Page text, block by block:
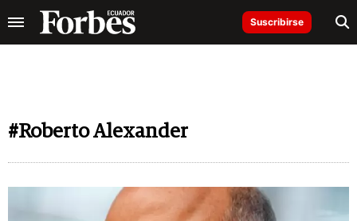
Suscribirse
#Roberto Alexander